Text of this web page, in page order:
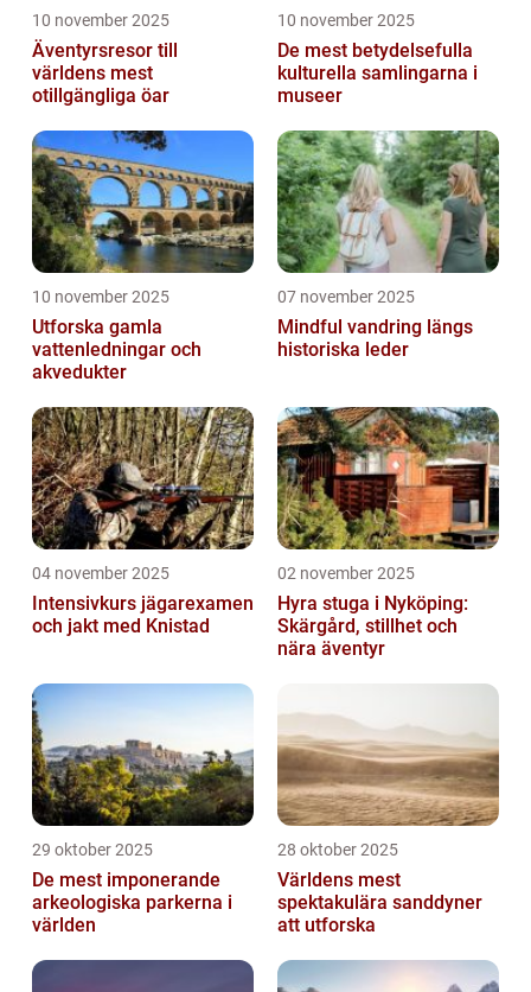
10 november 2025
Äventyrsresor till
världens mest
otillgängliga öar
10 november 2025
De mest betydelsefulla
kulturella samlingarna i
museer
10 november 2025
Utforska gamla
vattenledningar och
akvedukter
07 november 2025
Mindful vandring längs
historiska leder
04 november 2025
Intensivkurs jägarexamen
och jakt med Knistad
02 november 2025
Hyra stuga i Nyköping:
Skärgård, stillhet och
nära äventyr
29 oktober 2025
De mest imponerande
arkeologiska parkerna i
världen
28 oktober 2025
Världens mest
spektakulära sanddyner
att utforska